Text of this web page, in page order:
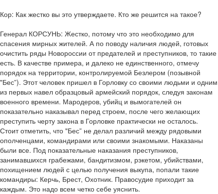
Кор: Как жестко вы это утверждаете. Кто же решится на такое?
Генерал КОРСУНЬ: Жестко, потому что это необходимо для
спасения мирных жителей. А по поводу наличия людей, готовых
очистить ряды Новороссии от предателей и преступников, то такие
есть. В качестве примера, и далеко не единственного, отмечу
порядок на территории, контролируемой Безлером (позывной
"Бес”). Этот человек пришел в Горловку со своими людьми и одним
из первых навел образцовый армейский порядок, следуя законам
военного времени. Мародеров, убийц и вымогателей он
показательно наказывал перед строем, после чего желающих
преступить черту закона в Горловке практически не осталось.
Стоит отметить, что "Бес” не делал различий между рядовыми
ополченцами, командирами или своими знакомыми. Наказаны
были все. Под показательные наказания преступников,
занимавшихся грабежами, бандитизмом, рэкетом, убийствами,
похищением людей с целью получения выкупа, попали такие
командиры: Керчь, Брест, Охотник. Правосудие приходит за
каждым. Это надо всем четко себе уяснить.